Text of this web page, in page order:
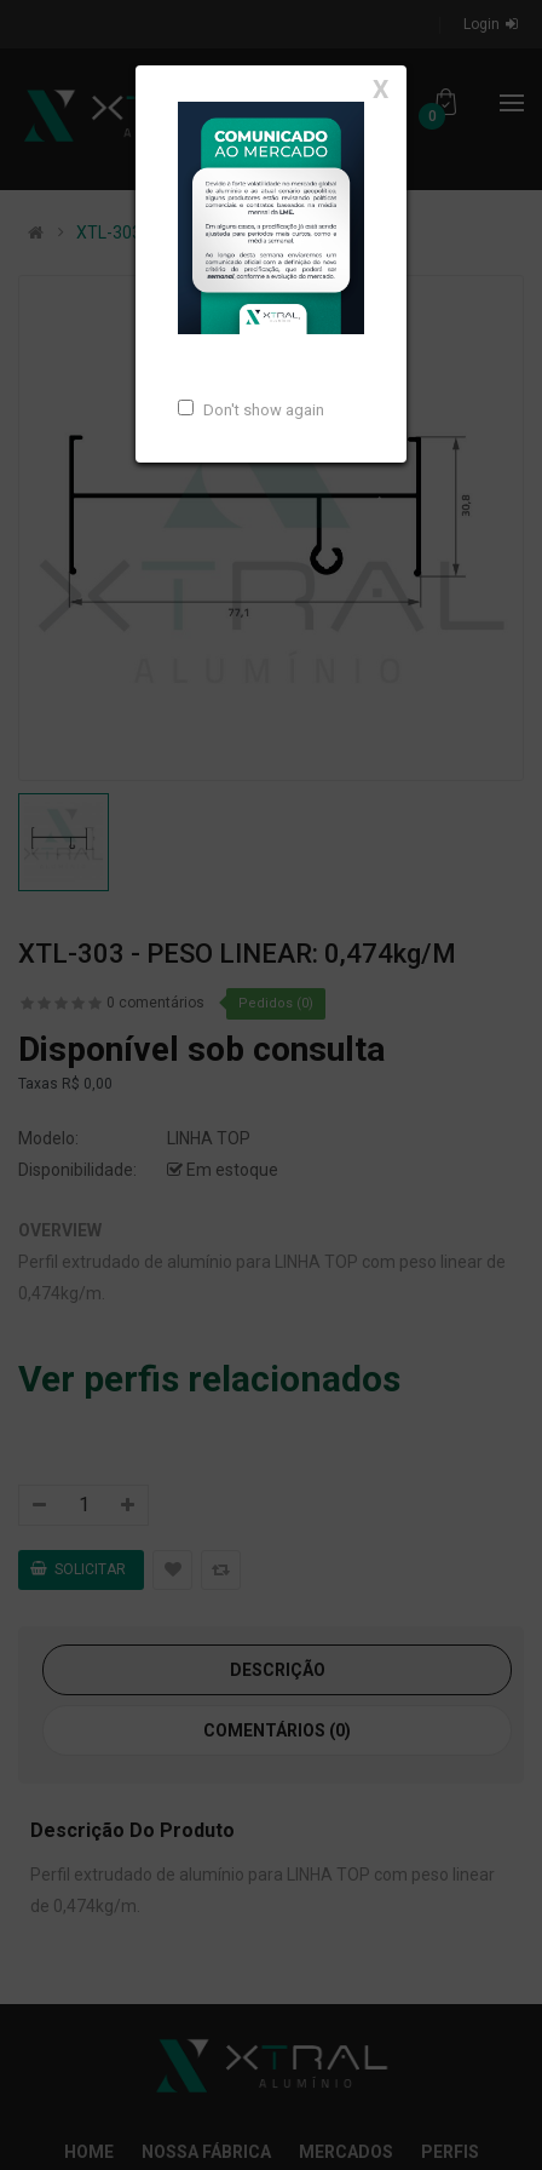
Login
0
X
Don't show again
XTL-303 - PESO LINEAR: 0,474kg/m
XTL-303 - PESO LINEAR: 0,474kg/m
0 comentários Pedidos (0)
Disponível sob consulta
Taxas R$ 0,00
Modelo:
LINHA TOP
Disponibilidade:
Em estoque
OVERVIEW
Perfil extrudado de alumínio para LINHA TOP com peso linear de
0,474kg/m.
Ver perfis relacionados
DESCRIÇÃO
COMENTÁRIOS (0)
Descrição Do Produto
Perfil extrudado de alumínio para LINHA TOP com peso linear
de 0,474kg/m.
HOME NOSSA FÁBRICA MERCADOS PERFIS